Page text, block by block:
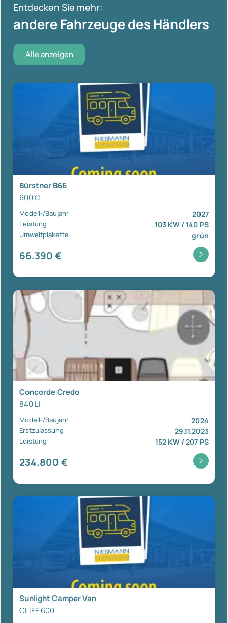
Entdecken Sie mehr:
andere Fahrzeuge des Händlers
Alle anzeigen
Bürstner B66
600 C
Modell-/Baujahr 2027
Leistung 103 KW / 140 PS
Umweltplakette grün
66.390 €
Concorde Credo
840 LI
Modell-/Baujahr 2024
Erstzulassung 29.11.2023
Leistung 152 KW / 207 PS
234.800 €
Sunlight Camper Van
CLIFF 600